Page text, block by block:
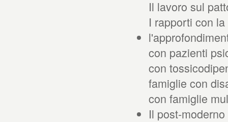
Il lavoro sul
I rapporti con
con pazienti
con
famiglie con
con famiglie
Il post-